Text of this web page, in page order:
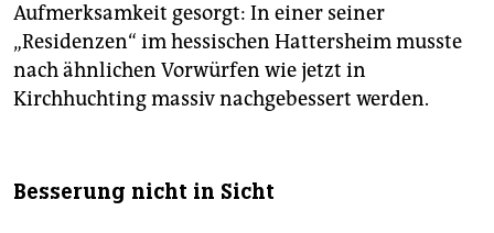
Aufmerksamkeit gesorgt: In einer seiner
„Residenzen“ im hessischen Hattersheim musste
nach ähnlichen Vorwürfen wie jetzt in
Kirchhuchting massiv nachgebessert werden.
Besserung nicht in Sicht